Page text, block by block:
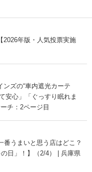
2026年版・人気投票実施
ズの“車内遮光カーテ
安心」「ぐっすり眠れま
チ：2ページ目
うまいと思う店はどこ？
日」！】（2/4） | 兵庫県